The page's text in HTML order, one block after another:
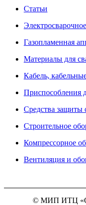
Статьи
Газопламенная
Материалы для
Кабель,
Приспособления
Средства защиты
Строительное
Компрессорное
Вентиляция и
© МИП ИТЦ